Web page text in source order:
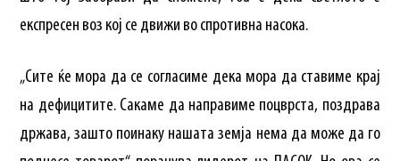
експресен воз кој се движи во спротивна насока.
„Сите ќе мора да се согласиме дека мора да ставиме крај
на дефицитите. Сакаме да направиме поцврста, поздрава
држава, зашто поинаку нашата земја нема да може да го